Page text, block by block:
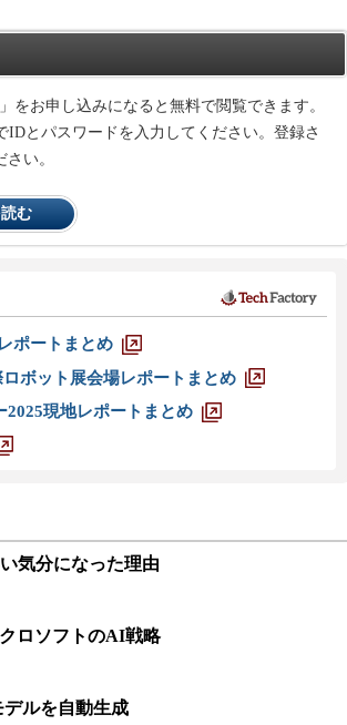
新型コロナへの対応
をお申し込みになると無料で閲覧できます。
とパスワードを入力してください。登録さ
い。
む
ポートまとめ
ボット展会場レポートまとめ
現地レポートまとめ
気分になった理由
ロソフトのAI戦略
ルを自動生成